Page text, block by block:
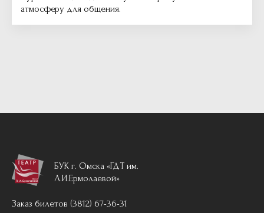
атмосферу для общения.
БУК г. Омска «ГДТ им.
Л.И.Ермолаевой»
Заказ билетов (3812) 67-36-31